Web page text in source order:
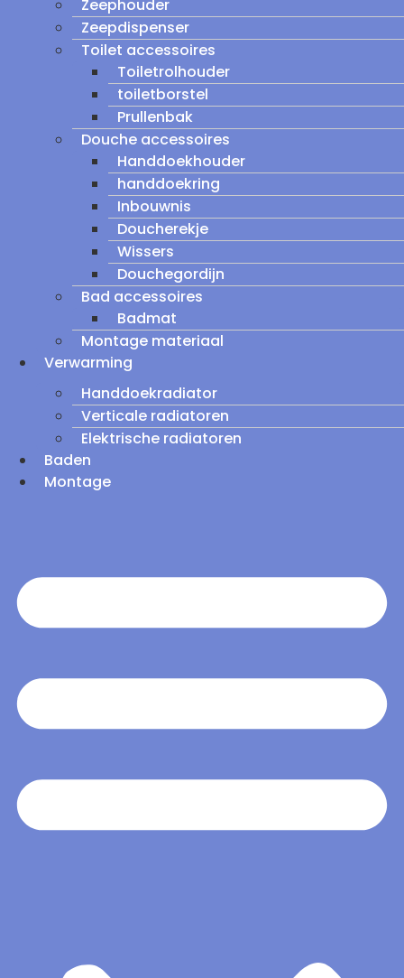
Zeephouder
Zeepdispenser
Toilet accessoires
Toiletrolhouder
toiletborstel
Prullenbak
Douche accessoires
Handdoekhouder
handdoekring
Inbouwnis
Doucherekje
Wissers
Douchegordijn
Bad accessoires
Badmat
Montage materiaal
Verwarming
Handdoekradiator
Verticale radiatoren
Elektrische radiatoren
Baden
Montage